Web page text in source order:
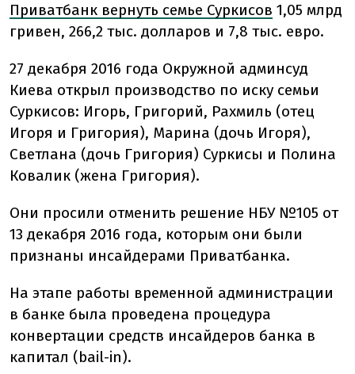
Приватбанк вернуть семье Суркисов 1,05 млрд
гривен, 266,2 тыс. долларов и 7,8 тыс. евро.
27 декабря 2016 года Окружной админсуд
Киева открыл производство по иску семьи
Суркисов: Игорь, Григорий, Рахмиль (отец
Игоря и Григория), Марина (дочь Игоря),
Светлана (дочь Григория) Суркисы и Полина
Ковалик (жена Григория).
Они просили отменить решение НБУ №105 от
13 декабря 2016 года, которым они были
признаны инсайдерами Приватбанка.
На этапе работы временной администрации
в банке была проведена процедура
конвертации средств инсайдеров банка в
капитал (bail-in).